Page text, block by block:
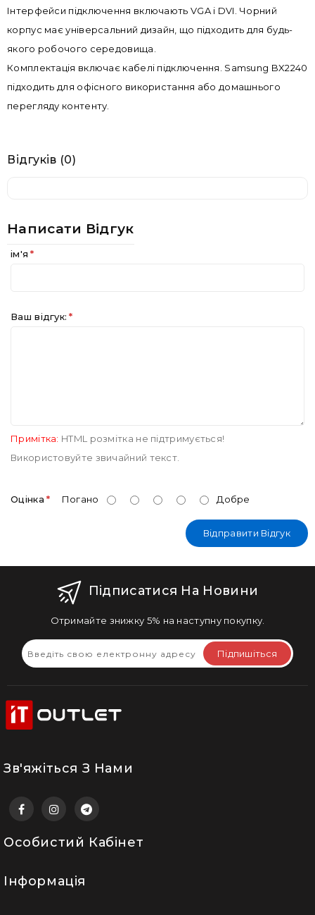
Інтерфейси підключення включають VGA і DVI. Чорний
корпус має універсальний дизайн, що підходить для будь-
якого робочого середовища.
Комплектація включає кабелі підключення. Samsung BX2240
підходить для офісного використання або домашнього
перегляду контенту.
Відгуків (0)
Написати Відгук
ім'я
Ваш відгук:
Примітка: HTML розмітка не підтримується!
Використовуйте звичайний текст.
Оцінка Погано Добре
Відправити Відгук
Підписатися На Новини
Отримайте знижку 5% на наступну покупку.
Підпишіться
Зв'яжіться З Нами
Особистий Кабінет
Інформація